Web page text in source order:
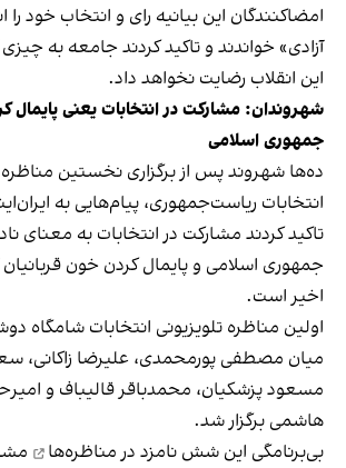
امضاکنندگان این بیانیه رای و انتخاب خود را
آزادی» خواندند و تاکید کردند جامعه به چیزی
این انقلاب رضایت نخواهد داد.
شهروندان: مشارکت در انتخابات یعنی پایمال
جمهوری اسلامی
ده‌ها شهروند پس از برگزاری نخستین
انتخابات ریاست‌جمهوری، پیام‌هایی به
تاکید کردند مشارکت در انتخابات به معنای
جمهوری اسلامی و پایمال کردن خون
اخیر است.
میان مصطفی پورمحمدی، علیرضا زاکانی،
مسعود پزشکیان، محمدباقر قالیباف و
هاشمی برگزار شد.
بی‌برنامگی این شش نامزد در مناظره‌ها